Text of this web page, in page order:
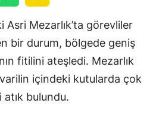
Asri Mezarlık’ta görevliler
bir durum, bölgede geniş
fitilini ateşledi. Mezarlık
varilin içindeki kutularda çok
atık bulundu.